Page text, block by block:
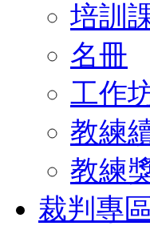
培訓
名冊
工作
教練
教練
裁判專區